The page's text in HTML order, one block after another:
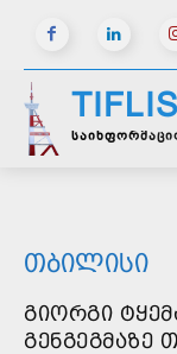
ᲗᲑᲘᲚᲘᲡᲘ
ᲒᲘᲝᲠᲒᲘ
ᲒᲔᲜᲒᲔᲒᲛᲐᲖᲔ